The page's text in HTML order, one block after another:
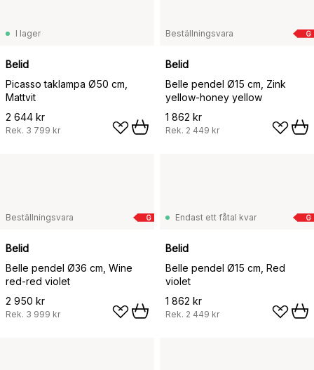
I lager
Belid
Picasso taklampa Ø50 cm,
Mattvit
2 644 kr
Rek. 3 799 kr
G
Beställningsvara
Belid
Belle pendel Ø15 cm, Zink
yellow-honey yellow
1 862 kr
Rek. 2 449 kr
G
Beställningsvara
Belid
Belle pendel Ø36 cm, Wine
red-red violet
2 950 kr
Rek. 3 999 kr
G
Endast ett fåtal kvar
Belid
Belle pendel Ø15 cm, Red
violet
1 862 kr
Rek. 2 449 kr